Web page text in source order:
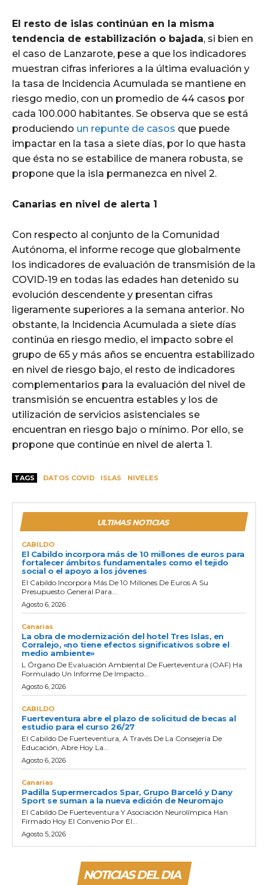
El resto de islas continúan en la misma
tendencia de estabilización o bajada, si bien en
el caso de Lanzarote, pese a que los indicadores
muestran cifras inferiores a la última evaluación y
la tasa de Incidencia Acumulada se mantiene en
riesgo medio, con un promedio de 44 casos por
cada 100.000 habitantes. Se observa que se está
produciendo un repunte de casos que puede
impactar en la tasa a siete días, por lo que hasta
que ésta no se estabilice de manera robusta, se
propone que la isla permanezca en nivel 2.
Canarias en nivel de alerta 1
Con respecto al conjunto de la Comunidad
Autónoma, el informe recoge que globalmente
los indicadores de evaluación de transmisión de la
COVID-19 en todas las edades han detenido su
evolución descendente y presentan cifras
ligeramente superiores a la semana anterior. No
obstante, la Incidencia Acumulada a siete días
continúa en riesgo medio, el impacto sobre el
grupo de 65 y más años se encuentra estabilizado
en nivel de riesgo bajo, el resto de indicadores
complementarios para la evaluación del nivel de
transmisión se encuentra estables y los de
utilización de servicios asistenciales se
encuentran en riesgo bajo o mínimo. Por ello, se
propone que continúe en nivel de alerta 1.
TAGS DATOS COVID ISLAS NIVELES
ULTIMAS NOTICIAS
CABILDO
El Cabildo incorpora más de 10 millones de euros para
fortalecer ámbitos fundamentales como el tejido
social o el apoyo a los jóvenes
El Cabildo Incorpora Más De 10 Millones De Euros A Su
Presupuesto General Para...
Agosto 6, 2026
Canarias
La obra de modernización del hotel Tres Islas, en
Corralejo, «no tiene efectos significativos sobre el
medio ambiente»
L Órgano De Evaluación Ambiental De Fuerteventura (OAF) Ha
Formulado Un Informe De Impacto...
Agosto 6, 2026
CABILDO
Fuerteventura abre el plazo de solicitud de becas al
estudio para el curso 26/27
El Cabildo De Fuerteventura, A Través De La Consejería De
Educación, Abre Hoy La...
Agosto 6, 2026
Canarias
Padilla Supermercados Spar, Grupo Barceló y Dany
Sport se suman a la nueva edición de Neuromajo
El Cabildo De Fuerteventura Y Asociación Neurolímpica Han
Firmado Hoy El Convenio Por El...
Agosto 5, 2026
NOTICIAS DEL DIA